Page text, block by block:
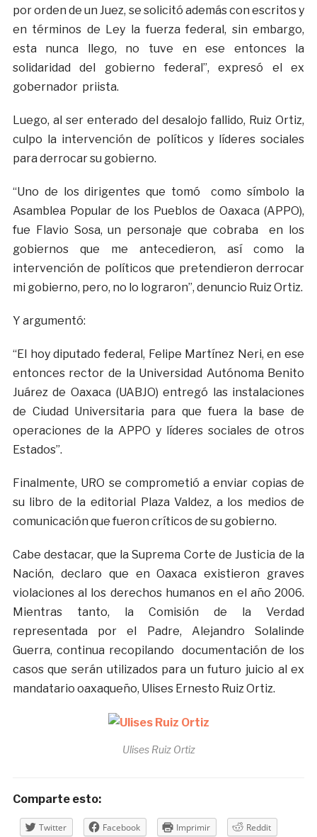
por orden de un Juez, se solicitó además con escritos y
en términos de Ley la fuerza federal, sin embargo,
esta nunca llego, no tuve en ese entonces la
solidaridad del gobierno federal”, expresó el ex
gobernador priista.
Luego, al ser enterado del desalojo fallido, Ruiz Ortiz,
culpo la intervención de políticos y líderes sociales
para derrocar su gobierno.
“Uno de los dirigentes que tomó como símbolo la
Asamblea Popular de los Pueblos de Oaxaca (APPO),
fue Flavio Sosa, un personaje que cobraba en los
gobiernos que me antecedieron, así como la
intervención de políticos que pretendieron derrocar
mi gobierno, pero, no lo lograron”, denuncio Ruiz Ortiz.
Y argumentó:
“El hoy diputado federal, Felipe Martínez Neri, en ese
entonces rector de la Universidad Autónoma Benito
Juárez de Oaxaca (UABJO) entregó las instalaciones
de Ciudad Universitaria para que fuera la base de
operaciones de la APPO y líderes sociales de otros
Estados”.
Finalmente, URO se comprometió a enviar copias de
su libro de la editorial Plaza Valdez, a los medios de
comunicación que fueron críticos de su gobierno.
Cabe destacar, que la Suprema Corte de Justicia de la
Nación, declaro que en Oaxaca existieron graves
violaciones al los derechos humanos en el año 2006.
Mientras tanto, la Comisión de la Verdad
representada por el Padre, Alejandro Solalinde
Guerra, continua recopilando documentación de los
casos que serán utilizados para un futuro juicio al ex
mandatario oaxaqueño, Ulises Ernesto Ruiz Ortiz.
Ulises Ruiz Ortiz
Comparte esto:
Twitter Facebook Imprimir
Reddit